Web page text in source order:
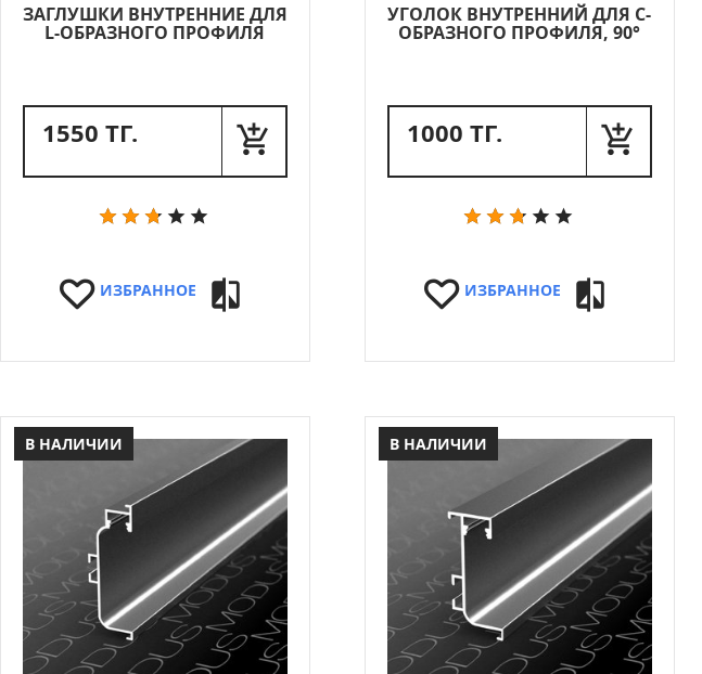
ЗАГЛУШКИ ВНУТРЕННИЕ ДЛЯ
L-ОБРАЗНОГО ПРОФИЛЯ
1550 ТГ.
ИЗБРАННОЕ
УГОЛОК ВНУТРЕННИЙ ДЛЯ С-
ОБРАЗНОГО ПРОФИЛЯ, 90°
1000 ТГ.
ИЗБРАННОЕ
В НАЛИЧИИ В НАЛИЧИИ